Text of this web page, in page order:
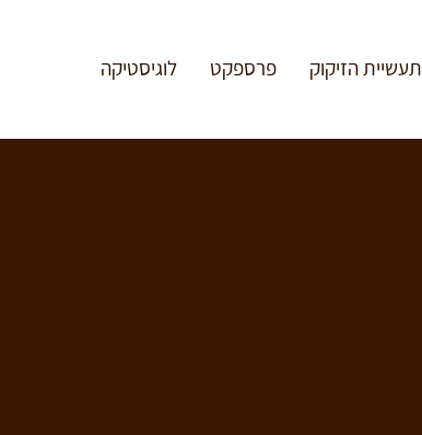
תעשיית הזיקוק פרספקט לוגיסטיקה